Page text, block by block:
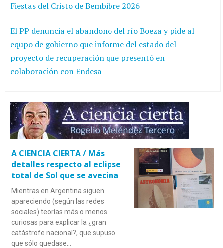
Fiestas del Cristo de Bembibre 2026
El PP denuncia el abandono del río Boeza y pide al
equpo de gobierno que informe del estado del
proyecto de recuperación que presentó en
colaboración con Endesa
A CIENCIA CIERTA / Más
detalles respecto al eclipse
total de Sol que se avecina
Mientras en Argentina siguen
apareciendo (según las redes
sociales) teorías más o menos
curiosas para explicar la ¿gran
catástrofe nacional?, que supuso
que sólo quedase…